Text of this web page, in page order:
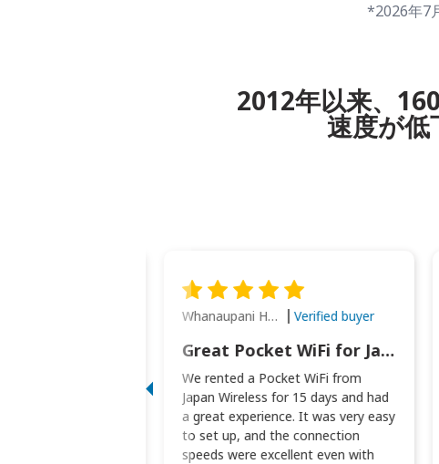
*2026年7
2012年以来、
速度が低
Whanaupani Henry Joseph Macown Verified buyer
Great Pocket WiFi for Japan Travel
We rented a Pocket WiFi from
Japan Wireless for 15 days and had
a great experience. It was very easy
to set up, and the connection
speeds were excellent even with